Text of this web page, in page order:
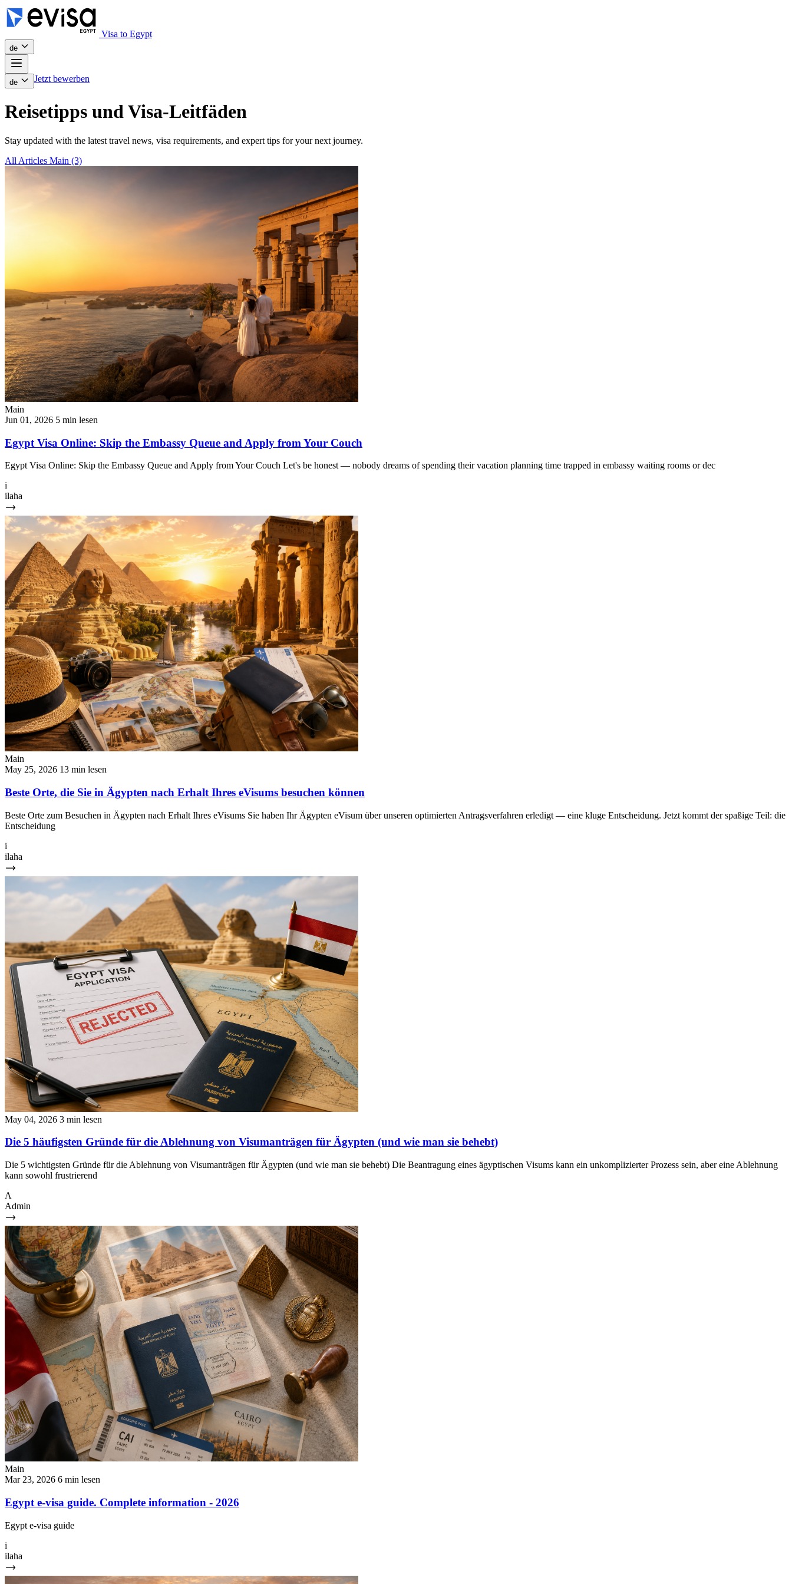
Visa to Egypt
de
de Jetzt bewerben
Reisetipps und Visa-Leitfäden
Stay updated with the latest travel news, visa requirements, and expert tips for your next journey.
All Articles Main (3)
Main
Jun 01, 2026 5 min lesen
Egypt Visa Online: Skip the Embassy Queue and Apply from Your Couch
Egypt Visa Online: Skip the Embassy Queue and Apply from Your Couch Let's be honest — nobody dreams of spending their vacation planning time trapped in embassy waiting rooms or dec
i
ilaha
Main
May 25, 2026 13 min lesen
Beste Orte, die Sie in Ägypten nach Erhalt Ihres eVisums besuchen können
Beste Orte zum Besuchen in Ägypten nach Erhalt Ihres eVisums Sie haben Ihr Ägypten eVisum über unseren optimierten Antragsverfahren erledigt — eine kluge Entscheidung. Jetzt kommt der spaßige Teil: die
Entscheidung
i
ilaha
May 04, 2026 3 min lesen
Die 5 häufigsten Gründe für die Ablehnung von Visumanträgen für Ägypten (und wie man sie behebt)
Die 5 wichtigsten Gründe für die Ablehnung von Visumanträgen für Ägypten (und wie man sie behebt) Die Beantragung eines ägyptischen Visums kann ein unkomplizierter Prozess sein, aber eine Ablehnung
kann sowohl frustrierend
A
Admin
Main
Mar 23, 2026 6 min lesen
Egypt e-visa guide. Complete information - 2026
Egypt e-visa guide
i
ilaha